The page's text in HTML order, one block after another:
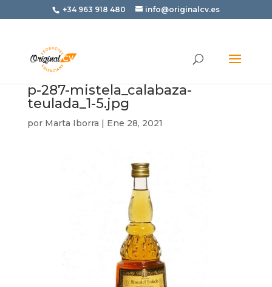
+34 963 918 480 info@originalcv.es
p-287-mistela_calabaza-
teulada_1-5.jpg
por Marta Iborra | Ene 28, 2021